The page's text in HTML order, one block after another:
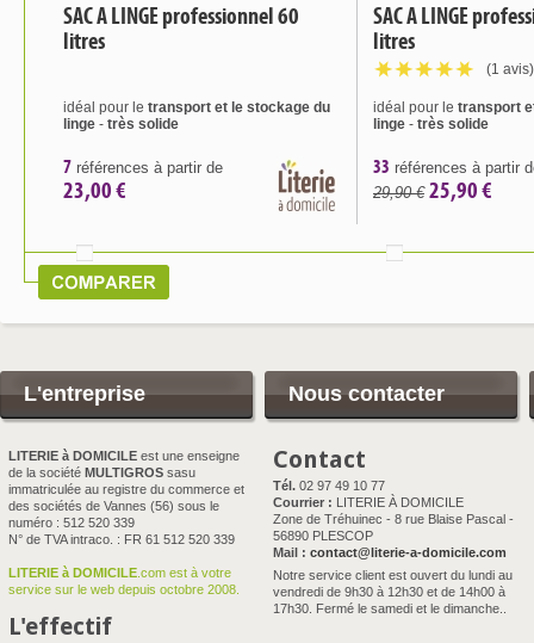
SAC A LINGE professionnel 60
litres
idéal pour le transport et le stockage du
linge - très solide
7 références à partir de
23,00 €
SAC A LINGE
litres
(1 avis)
idéal pour le transport
linge - très solide
33 références à partir
29,90 € 25,90 €
L'entreprise
LITERIE à DOMICILE est une enseigne
de la société MULTIGROS sasu
immatriculée au registre du commerce et
des sociétés de Vannes (56) sous le
numéro : 512 520 339
N° de TVA intraco. : FR 61 512 520 339
LITERIE à DOMICILE .com est à votre
service sur le web depuis octobre 2008.
L'effectif
Nous contacter
Contact
Tél. 02 97 49 10 77
Courrier : LITERIE À DOMICILE
Zone de Tréhuinec - 8 rue Blaise Pascal -
56890 PLESCOP
Mail : contact@literie-a-domicile.com
Notre service client est ouvert du lundi au
vendredi de 9h30 à 12h30 et de 14h00 à
17h30. Fermé le samedi et le dimanche..